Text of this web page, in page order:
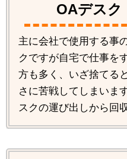
OAデスク
主に会社で使用する事
クですが自宅で仕事を
方も多く、いざ捨てる
さに苦戦してしまいま
スクの運び出しから回